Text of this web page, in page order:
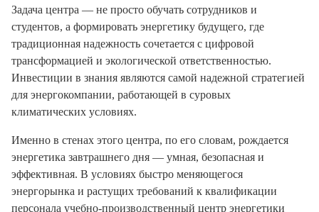
Задача центра — не просто обучать сотрудников и
студентов, а формировать энергетику будущего, где
традиционная надежность сочетается с цифровой
трансформацией и экологической ответственностью.
Инвестиции в знания являются самой надежной стратегией
для энергокомпании, работающей в суровых
климатических условиях.
Именно в стенах этого центра, по его словам, рождается
энергетика завтрашнего дня — умная, безопасная и
эффективная. В условиях быстро меняющегося
энергорынка и растущих требований к квалификации
персонала учебно-производственный центр энергетики